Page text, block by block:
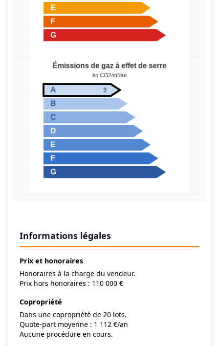
Informations légales
Prix et honoraires
Honoraires à la charge du vendeur.
Prix hors honoraires : 110 000 €
Copropriété
Dans une copropriété de 20 lots.
Quote-part moyenne : 1 112 €/an
Aucune procédure en cours.